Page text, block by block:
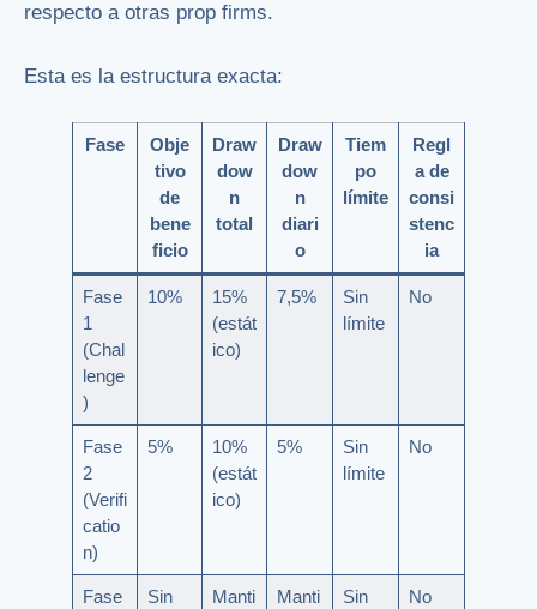
respecto a otras prop firms.
Esta es la estructura exacta:
Fase
Obje
tivo
de
bene
ficio
Draw
dow
n
total
Draw
dow
n
diari
o
Tiem
po
límite
Regl
a de
consi
stenc
ia
Fase
1
(Chal
lenge
)
10%
15%
(estát
ico)
7,5%
Sin
límite
No
Fase
2
(Verifi
catio
n)
5%
10%
(estát
ico)
5%
Sin
límite
No
Fase
Sin
Manti
Manti
Sin
No